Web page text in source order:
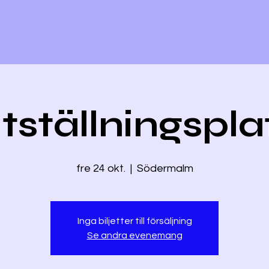
fre 24 okt.
  |
Södermalm
Inga biljetter till försäljning
Se andra evenemang